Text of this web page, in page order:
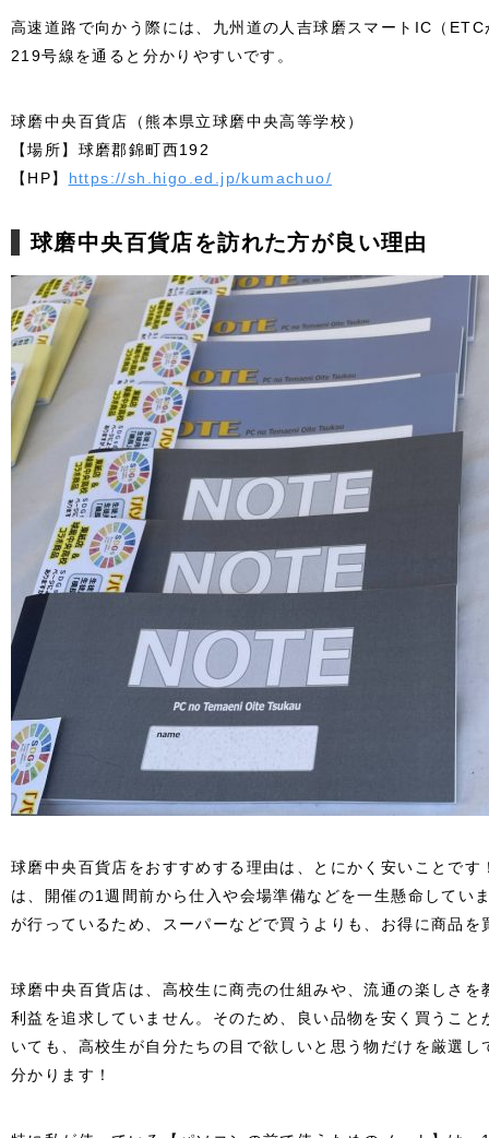
高速道路で向かう際には、九州道の人吉球磨スマートIC（
219号線を通ると分かりやすいです。
球磨中央百貨店（熊本県立球磨中央高等学校）
【場所】球磨郡錦町西192
【HP】 https://sh.higo.ed.jp/kumachuo/
球磨中央百貨店を訪れた方が良い理由
球磨中央百貨店をおすすめする理由は、とにかく安いことで
は、開催の1週間前から仕入や会場準備などを一生懸命してい
が行っているため、スーパーなどで買うよりも、お得に商品
球磨中央百貨店は、高校生に商売の仕組みや、流通の楽しさ
利益を追求していません。そのため、良い品物を安く買うこ
いても、高校生が自分たちの目で欲しいと思う物だけを厳選
分かります！